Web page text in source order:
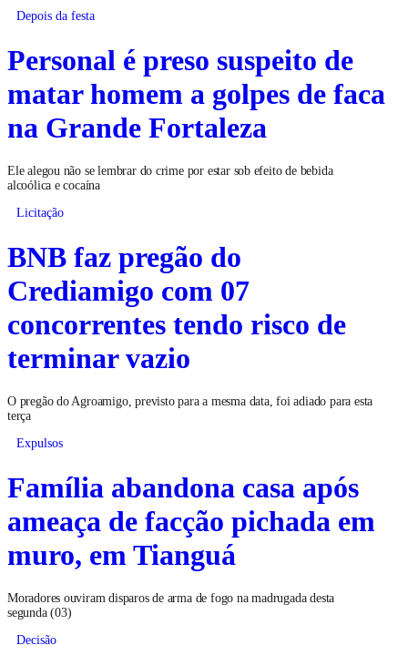
Depois da festa
Personal é preso suspeito de
matar homem a golpes de faca
na Grande Fortaleza
Ele alegou não se lembrar do crime por estar sob efeito de bebida
alcoólica e cocaína
Licitação
BNB faz pregão do
Crediamigo com 07
concorrentes tendo risco de
terminar vazio
O pregão do Agroamigo, previsto para a mesma data, foi adiado para esta
terça
Expulsos
Família abandona casa após
ameaça de facção pichada em
muro, em Tianguá
Moradores ouviram disparos de arma de fogo na madrugada desta
segunda (03)
Decisão